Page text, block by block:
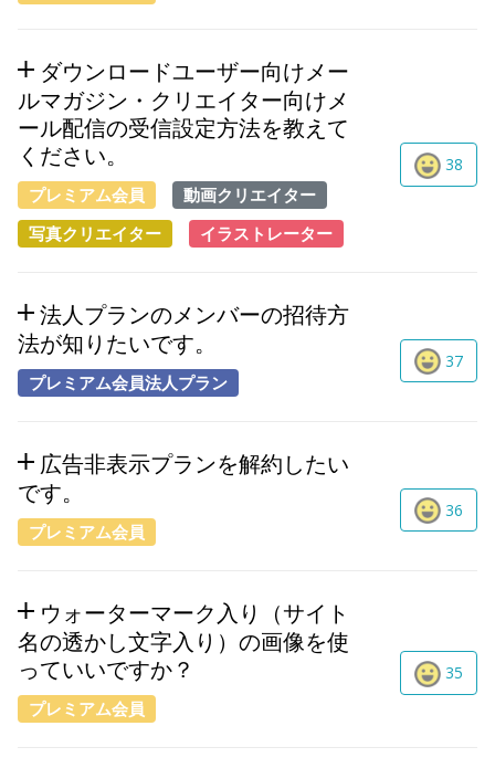
ダウンロードユーザー向けメー
ルマガジン・クリエイター向けメ
ール配信の受信設定方法を教えて
ください。
プレミアム会員
動画クリエイター
写真クリエイター
イラストレーター
38
法人プランのメンバーの招待方
法が知りたいです。
プレミアム会員法人プラン
37
広告非表示プランを解約したい
です。
プレミアム会員
36
ウォーターマーク入り（サイト
名の透かし文字入り）の画像を使
っていいですか？
プレミアム会員
35